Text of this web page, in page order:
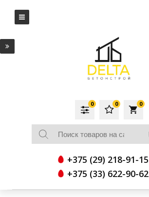
local_grocery_store
0
0
0
+375 (29) 218-91-15
+375 (33) 622-90-62